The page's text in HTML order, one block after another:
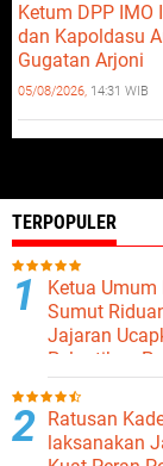
Ketum DPP IMO
dan Kapoldasu
Gugatan Arjoni
05/08/2026, 14:31 WIB
TERPOPULER
Ketua Umum
Sumut
Jajaran
Pelantikan
Binjai
Ratusan
laksanakan